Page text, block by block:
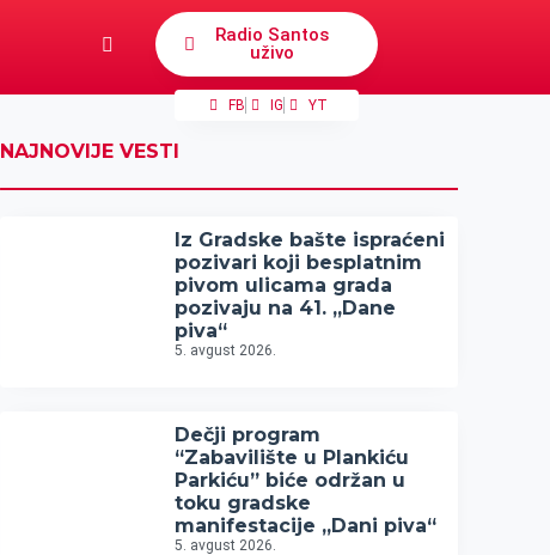
Radio Santos
uživo
FB IG YT
NAJNOVIJE VESTI
Iz Gradske bašte ispraćeni
pozivari koji besplatnim
pivom ulicama grada
pozivaju na 41. „Dane
piva“
5. avgust 2026.
Dečji program
“Zabavilište u Plankiću
Parkiću” biće održan u
toku gradske
manifestacije „Dani piva“
5. avgust 2026.